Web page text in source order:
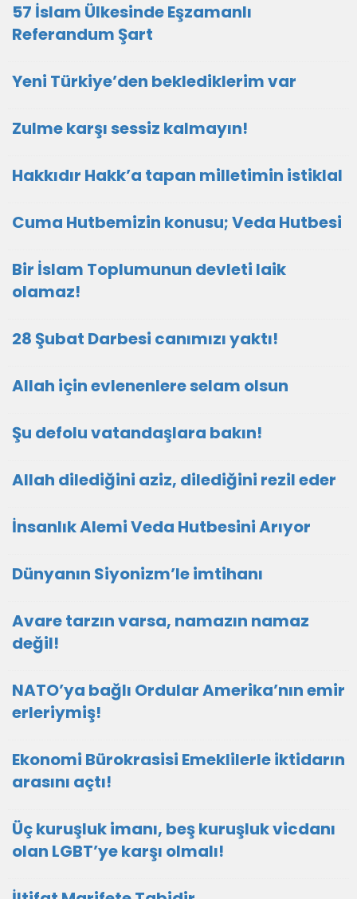
57 İslam Ülkesinde Eşzamanlı
Referandum Şart
Yeni Türkiye’den beklediklerim var
Zulme karşı sessiz kalmayın!
Hakkıdır Hakk’a tapan milletimin istiklal
Cuma Hutbemizin konusu; Veda Hutbesi
Bir İslam Toplumunun devleti laik
olamaz!
28 Şubat Darbesi canımızı yaktı!
Allah için evlenenlere selam olsun
Şu defolu vatandaşlara bakın!
Allah dilediğini aziz, dilediğini rezil eder
İnsanlık Alemi Veda Hutbesini Arıyor
Dünyanın Siyonizm’le imtihanı
Avare tarzın varsa, namazın namaz
değil!
NATO’ya bağlı Ordular Amerika’nın emir
erleriymiş!
Ekonomi Bürokrasisi Emeklilerle iktidarın
arasını açtı!
Üç kuruşluk imanı, beş kuruşluk vicdanı
olan LGBT’ye karşı olmalı!